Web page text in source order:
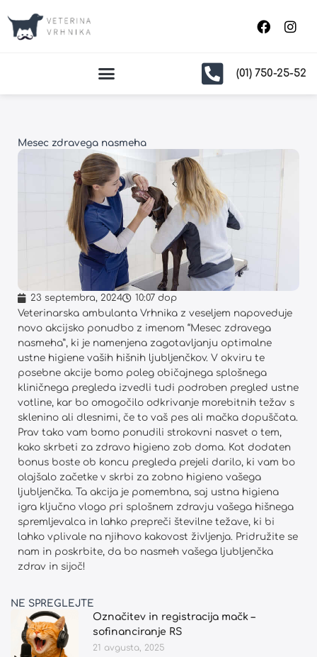
to
content
F
a
b
I
n
a
(01) 750-25-52
Mesec zdravega nasmeha
23 septembra, 2024 10:07 dop
Veterinarska ambulanta Vrhnika z veseljem napoveduje
novo akcijsko ponudbo z imenom “Mesec zdravega
nasmeha”, ki je namenjena zagotavljanju optimalne
ustne higiene vaših hišnih ljubljenčkov. V okviru te
posebne akcije bomo poleg običajnega splošnega
kliničnega pregleda izvedli tudi podroben pregled ustne
votline, kar bo omogočilo odkrivanje morebitnih težav s
sklenino ali dlesnimi, če to vaš pes ali mačka dopuščata.
Prav tako vam bomo ponudili strokovni nasvet o tem,
kako skrbeti za zdravo higieno zob doma. Kot dodaten
bonus boste ob koncu pregleda prejeli darilo, ki vam bo
olajšalo začetke v skrbi za zobno higieno vašega
ljubljenčka. Ta akcija je pomembna, saj ustna higiena
igra ključno vlogo pri splošnem zdravju vašega hišnega
spremljevalca in lahko prepreči številne težave, ki bi
lahko vplivale na njihovo kakovost življenja. Pridružite se
nam in poskrbite, da bo nasmeh vašega ljubljenčka
zdrav in sijoč!
NE SPREGLEJTE
Označitev in registracija mačk –
sofinanciranje RS
21 avgusta, 2025